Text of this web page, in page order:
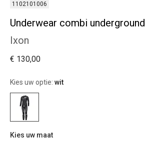
1102101006
Underwear combi underground
Ixon
€ 130,00
Kies uw optie: wit
Kies uw maat